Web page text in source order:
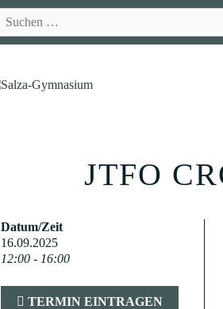
nach:
JTFO
Datum/Zeit
16.09.2025
12:00 - 16:00
TERMIN EINTRAGEN